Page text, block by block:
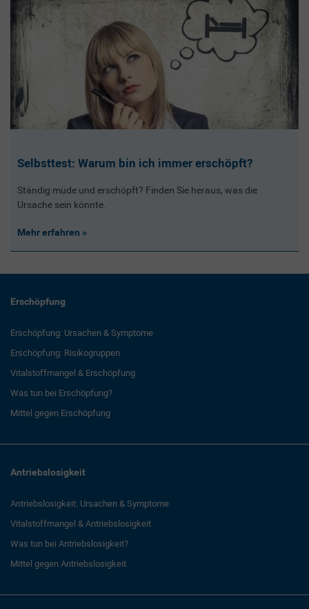
Selbsttest: Warum bin ich immer erschöpft?
Ständig müde und erschöpft? Finden Sie heraus, was die
Ursache sein könnte.
Mehr erfahren
Erschöpfung
Erschöpfung: Ursachen & Symptome
Erschöpfung: Risikogruppen
Vitalstoffmangel & Erschöpfung
Was tun bei Erschöpfung?
Mittel gegen Erschöpfung
Antriebslosigkeit
Antriebslosigkeit: Ursachen & Symptome
Vitalstoffmangel & Antriebslosigkeit
Was tun bei Antriebslosigkeit?
Mittel gegen Antriebslosigkeit